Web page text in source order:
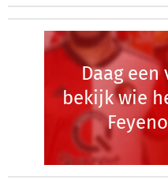
Daag
bekijk wie